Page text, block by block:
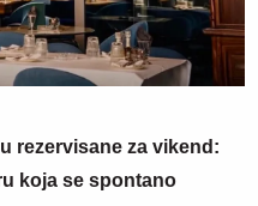
rezervisane za vikend:
koja se spontano